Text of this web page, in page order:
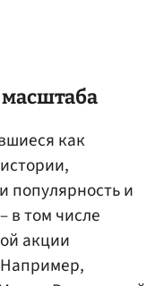
как
популярность и
в том числе
акции